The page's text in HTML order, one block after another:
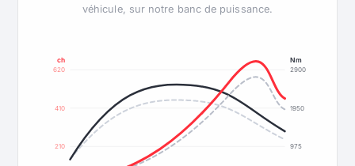
véhicule, sur notre banc de puissance.
210
410
620
975
1950
2900
ch Nm